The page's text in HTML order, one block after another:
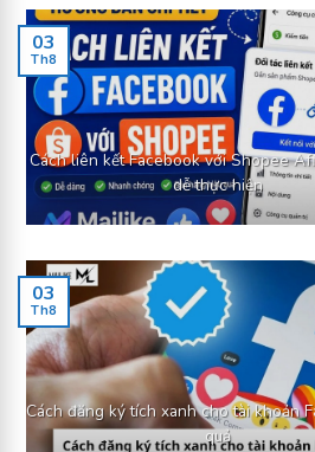
Cách liên kết Facebook với Shopee
dễ thực hiện
03
Th8
Cách đăng ký tích xanh cho tài khoản
quả
03
Th8